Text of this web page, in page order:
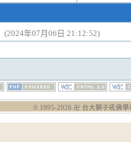
(2024年07月06日 21:12:52)
© 1995-2026 卍 台大獅子吼佛學